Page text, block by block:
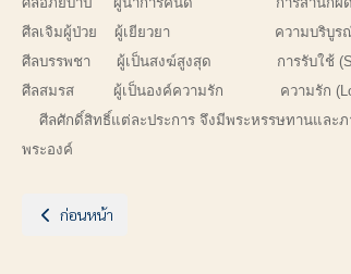
ศีลเจิมผู้ป่วย ผู้เยียวยา ความบริบูรณ์
ศีลบรรพชา ผู้เป็นสงฆ์สูงสุด การรับใช้
ศีลสมรส ผู้เป็นองค์ความรัก ความรัก
ศีลศักดิ์สิทธิ์แต่ละประการ จึงมีพระหรรษทานและภ
พระองค์
เนื้อหาก่อนหน้า: ประตูสู่ความศักดิ์สิทธิ์ ตอนที่ 2 : ปร
ก่อนหน้า